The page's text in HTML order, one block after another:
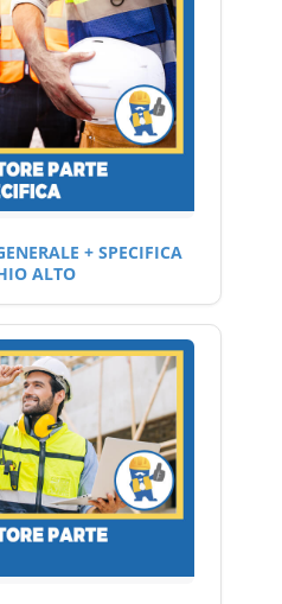
+ SPECIFICA
ALTO